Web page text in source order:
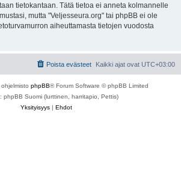
tietokantaan. Tätä tietoa ei anneta kolmannelle
mutta "Veljesseura.org" tai phpBB ei ole
aiheuttamasta tietojen vuodosta
Kaikki ajat ovat UTC+03:00
Poista evästeet
phpBB® Forum Software © phpBB Limited
phpBB Suomi (lurttinen, harritapio, Pettis)
Yksityisyys | Ehdot